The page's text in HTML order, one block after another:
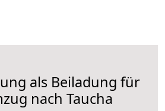
als Beiladung für
nach Taucha